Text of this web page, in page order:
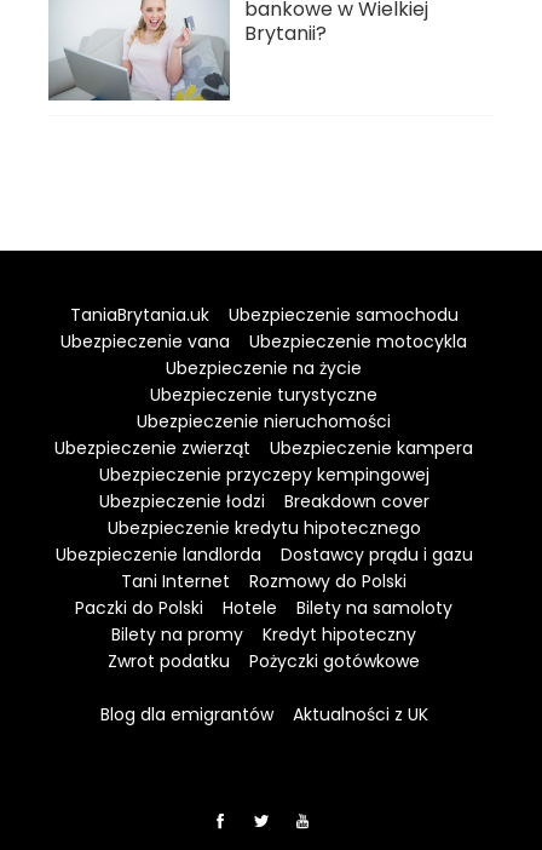
bankowe w Wielkiej
Brytanii?
TaniaBrytania.uk
Ubezpieczenie samochodu
Ubezpieczenie vana
Ubezpieczenie motocykla
Ubezpieczenie na życie
Ubezpieczenie turystyczne
Ubezpieczenie nieruchomości
Ubezpieczenie zwierząt
Ubezpieczenie kampera
Ubezpieczenie przyczepy kempingowej
Ubezpieczenie łodzi
Breakdown cover
Ubezpieczenie kredytu hipotecznego
Ubezpieczenie landlorda
Dostawcy prądu i gazu
Tani Internet
Rozmowy do Polski
Paczki do Polski
Hotele
Bilety na samoloty
Bilety na promy
Kredyt hipoteczny
Zwrot podatku
Pożyczki gotówkowe
Blog dla emigrantów Aktualności z UK